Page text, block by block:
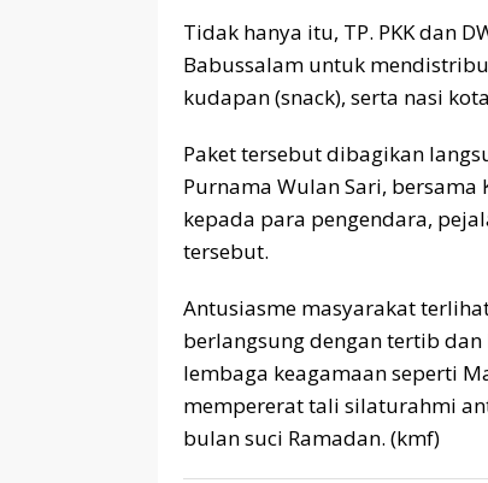
Tidak hanya itu, TP. PKK dan
Babussalam untuk
kudapan (snack), serta nasi
Paket tersebut dibagikan
Purnama Wulan Sari, bersama
kepada para pengendara,
tersebut.
Antusiasme masyarakat
berlangsung dengan tertib dan
lembaga keagamaan seperti
mempererat tali silaturahmi
bulan suci Ramadan. (kmf)